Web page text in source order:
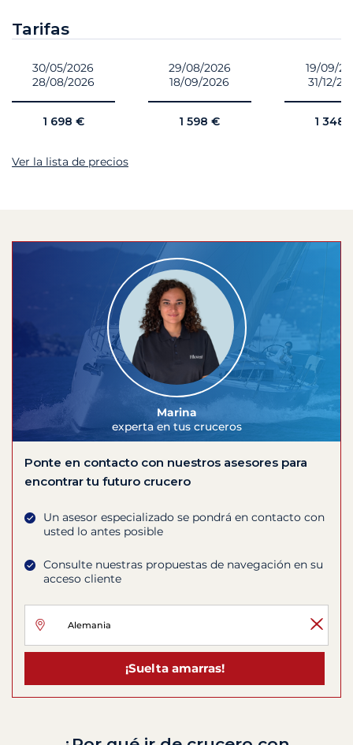
Tarifas
30/05/2026
28/08/2026
1 698 €
29/08/2026
18/09/2026
1 598 €
19/09/
31/12/
1 348
Ver la lista de precios
Marina
experta en tus cruceros
Ponte en contacto con nuestros asesores para
encontrar tu futuro crucero
Un asesor especializado se pondrá en contacto con
usted lo antes posible
Consulte nuestras propuestas de navegación en su
acceso cliente
¡Suelta amarras!